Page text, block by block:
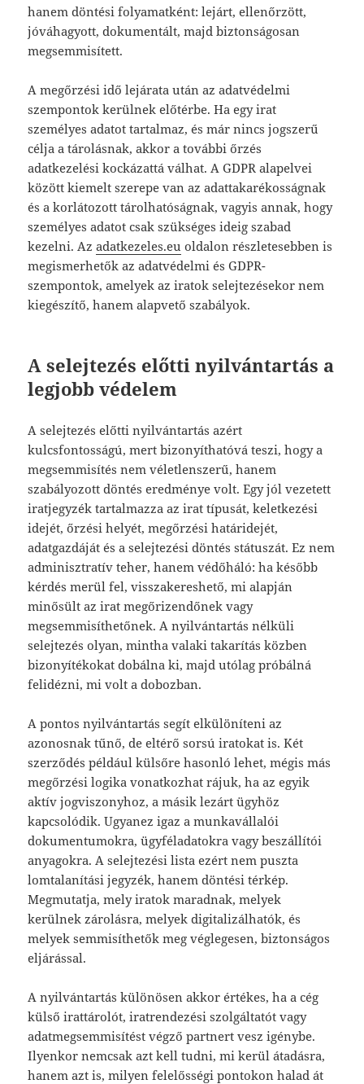
hanem döntési folyamatként: lejárt, ellenőrzött,
jóváhagyott, dokumentált, majd biztonságosan
megsemmisített.
A megőrzési idő lejárata után az adatvédelmi
szempontok kerülnek előtérbe. Ha egy irat
személyes adatot tartalmaz, és már nincs jogszerű
célja a tárolásnak, akkor a további őrzés
adatkezelési kockázattá válhat. A GDPR alapelvei
között kiemelt szerepe van az adattakarékosságnak
és a korlátozott tárolhatóságnak, vagyis annak, hogy
személyes adatot csak szükséges ideig szabad
kezelni. Azadatkezeles.eu oldalon részletesebben is
megismerhetők az adatvédelmi és GDPR-
szempontok, amelyek az iratok selejtezésekor nem
kiegészítő, hanem alapvető szabályok.
A selejtezés előtti nyilvántartás a
legjobb védelem
A selejtezés előtti nyilvántartás azért
kulcsfontosságú, mert bizonyíthatóvá teszi, hogy a
megsemmisítés nem véletlenszerű, hanem
szabályozott döntés eredménye volt. Egy jól vezetett
iratjegyzék tartalmazza az irat típusát, keletkezési
idejét, őrzési helyét, megőrzési határidejét,
adatgazdáját és a selejtezési döntés státuszát. Ez nem
adminisztratív teher, hanem védőháló: ha később
kérdés merül fel, visszakereshető, mi alapján
minősült az irat megőrizendőnek vagy
megsemmisíthetőnek. A nyilvántartás nélküli
selejtezés olyan, mintha valaki takarítás közben
bizonyítékokat dobálna ki, majd utólag próbálná
felidézni, mi volt a dobozban.
A pontos nyilvántartás segít elkülöníteni az
azonosnak tűnő, de eltérő sorsú iratokat is. Két
szerződés például külsőre hasonló lehet, mégis más
megőrzési logika vonatkozhat rájuk, ha az egyik
aktív jogviszonyhoz, a másik lezárt ügyhöz
kapcsolódik. Ugyanez igaz a munkavállalói
dokumentumokra, ügyféladatokra vagy beszállítói
anyagokra. A selejtezési lista ezért nem puszta
lomtalanítási jegyzék, hanem döntési térkép.
Megmutatja, mely iratok maradnak, melyek
kerülnek zárolásra, melyek digitalizálhatók, és
melyek semmisíthetők meg véglegesen, biztonságos
eljárással.
A nyilvántartás különösen akkor értékes, ha a cég
külső irattárolót, iratrendezési szolgáltatót vagy
adatmegsemmisítést végző partnert vesz igénybe.
Ilyenkor nemcsak azt kell tudni, mi kerül átadásra,
hanem azt is, milyen felelősségi pontokon halad át